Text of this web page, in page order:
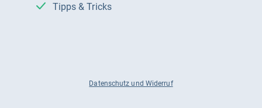
Tipps & Tricks
Datenschutz und Widerruf